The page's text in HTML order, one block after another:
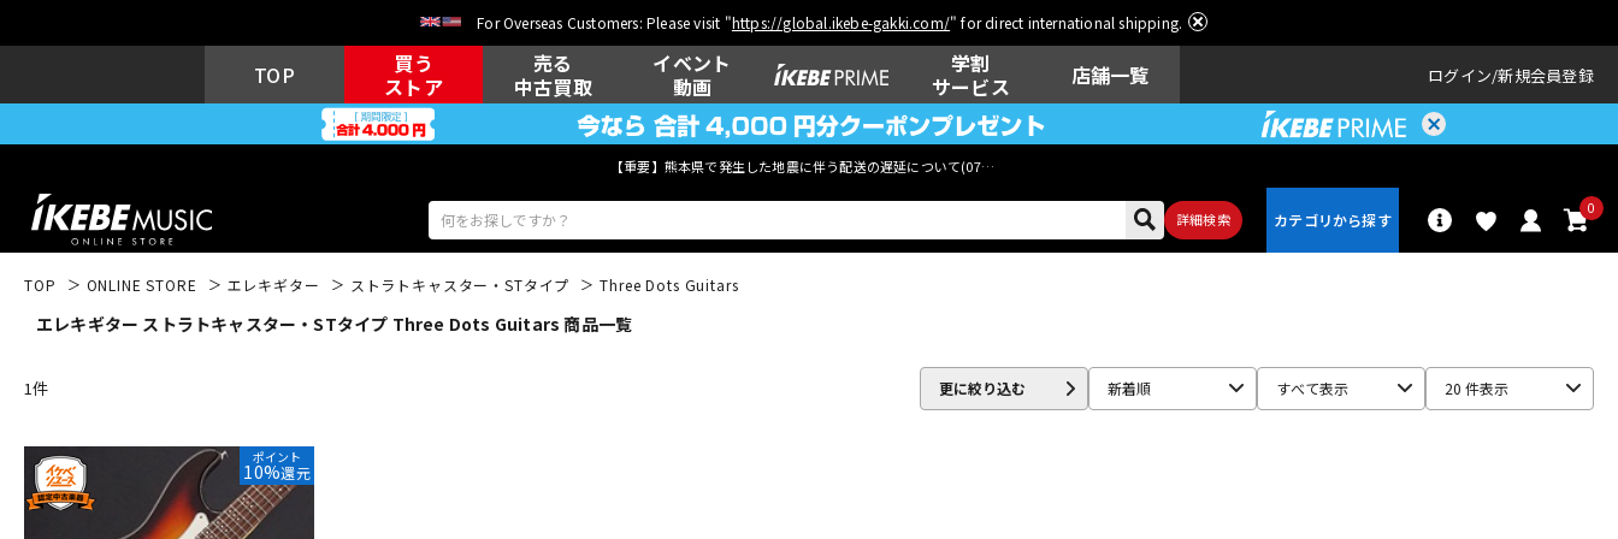
For Overseas Customers: Please visit "https://global.ikebe-gakki.com/" for direct international shipping.
TOP
買う
ストア
売る
中古買取
イベント
動画
学割
サービス
店舗一覧 ログイン 新規会員登録
【重要】熊本県で発生した地震に伴う配送の遅延について(07月29日
詳細検索
0
エレキギター アコギ/エレ
キーボード
TOP ONLINE STORE エレキギター ストラトキャスター・STタイプ Three Dots Guitars
エレキギター ストラトキャスター・STタイプ Three Dots Guitars 商品一覧
1件 更に絞り込む 新着順 すべて表示 20 件表示
ポイント
10%還元